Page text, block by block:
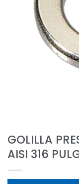
GOLILLA
AISI 316